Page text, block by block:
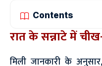
Contents
रात के सन्नाटे में
मिली जानकारी के